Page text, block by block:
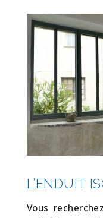
L’ENDUIT
Vous